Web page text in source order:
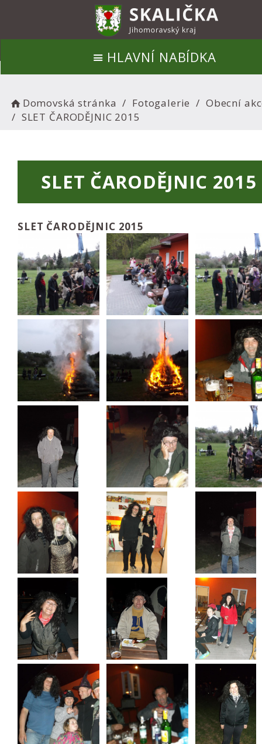
HLAVNÍ NABÍDKA
Domovská stránka Fotogalerie
Obecní
SLET ČARODĚJNIC 2015
SLET ČARODĚJNIC 2015
SLET ČARODĚJNIC 2015